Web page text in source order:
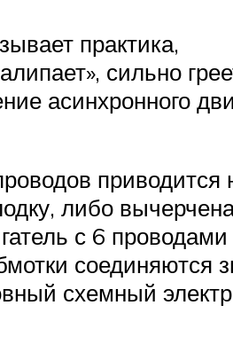
практика,
сильно
асинхронного
приводится
либо
с 6
соединяются
схемный